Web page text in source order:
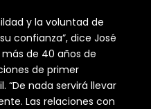
y la voluntad de
confianza”, dice José
de 40 años de
de primer
“De nada servirá llevar
Las relaciones con